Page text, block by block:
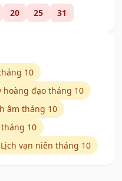
20 25 31
10
hoàng đạo tháng 10
âm tháng 10
10
Lịch vạn niên tháng 10